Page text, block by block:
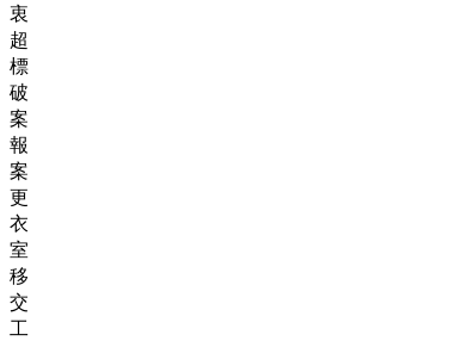
衷
超
標
破
案
報
案
更
衣
室
移
交
工